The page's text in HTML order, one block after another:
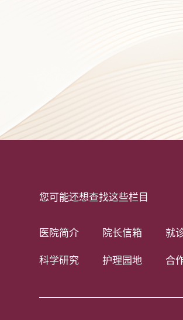
您可能还想查找这些栏目
医院简介 院长信箱 就
科学研究 护理园地 合